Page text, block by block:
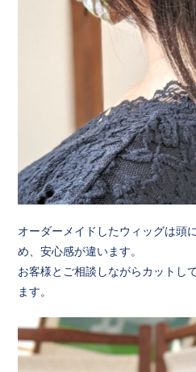
オーダーメイドしたウィッグは頭
め、安心感が違います。
お客様とご相談しながらカットし
ます。